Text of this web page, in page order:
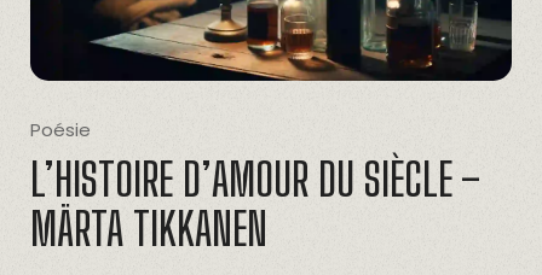
Poésie
L’HISTOIRE D’AMOUR DU SIÈCLE –
MÄRTA TIKKANEN